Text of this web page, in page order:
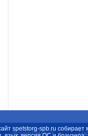
Ассортимент
spetstorg-spb.ru